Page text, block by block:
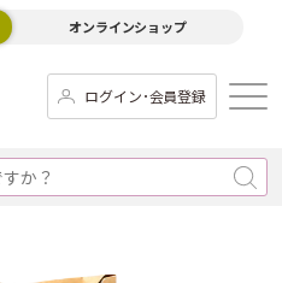
オンラインショップ
ログイン･会員登録